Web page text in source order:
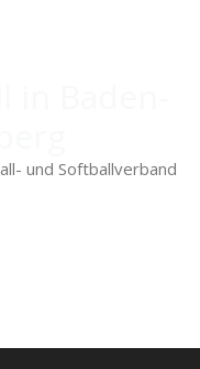
und Softballverband